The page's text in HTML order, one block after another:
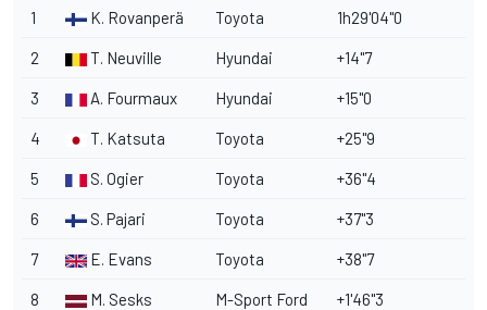
1 K. Rovanperä Toyota 1h29'04"0
2 T. Neuville Hyundai +14"7
3 A. Fourmaux Hyundai +15"0
4 T. Katsuta Toyota +25"9
5 S. Ogier Toyota +36"4
6 S. Pajari Toyota +37"3
7 E. Evans Toyota +38"7
8 M. Sesks M-Sport Ford +1'46"3